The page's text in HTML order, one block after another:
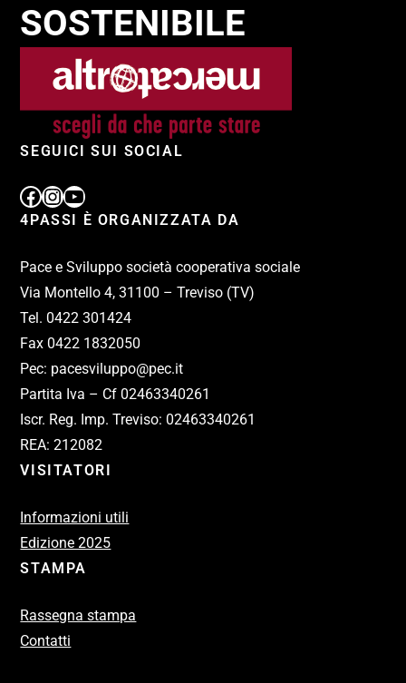
SOSTENIBILE
SEGUICI SUI SOCIAL
4PASSI È ORGANIZZATA DA
Pace e Sviluppo società cooperativa sociale
Via Montello 4, 31100 – Treviso (TV)
Tel. 0422 301424
Fax 0422 1832050
Pec: pacesviluppo@pec.it
Partita Iva – Cf 02463340261
Iscr. Reg. Imp. Treviso: 02463340261
REA: 212082
VISITATORI
Informazioni utili
Edizione 2025
STAMPA
Rassegna stampa
Contatti